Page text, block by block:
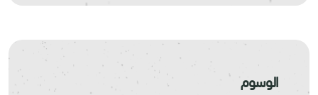
الوسوم